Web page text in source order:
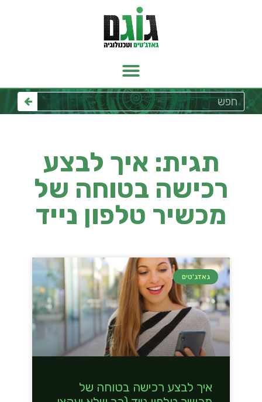
תגית: איך לבצע
רכישה בטוחה של
מכשיר טלפון נייד
גאדג'טים
איך לבצע רכישה בטוחה של